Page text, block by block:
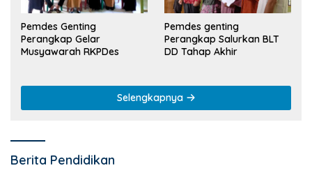
Pemdes Genting
Perangkap Gelar
Musyawarah RKPDes
Pemdes genting
Perangkap Salurkan BLT
DD Tahap Akhir
Selengkapnya
Berita Pendidikan